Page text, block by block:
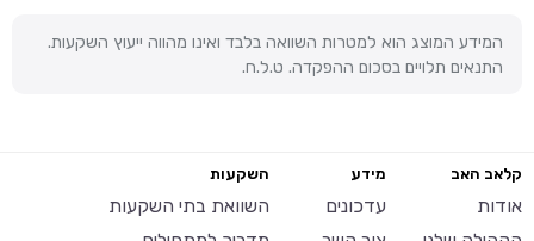
המידע המוצג הוא למטרות השוואה בלבד ואינו מהווה ייעוץ השקעות.
התנאים תלויים בסכום ההפקדה. ט.ל.ח.
קלאב האב
אודות
מידע
עדכונים
השקעות
השוואת בתי השקעות